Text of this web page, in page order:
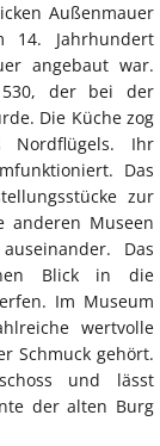
Außenmauer
14. Jahrhundert
angebaut war.
der bei der
Die Küche zog
Ihr
Das
zur
anderen Museen
Das
Blick in die
Im Museum
wertvolle
Schmuck gehört.
und lässt
der alten Burg